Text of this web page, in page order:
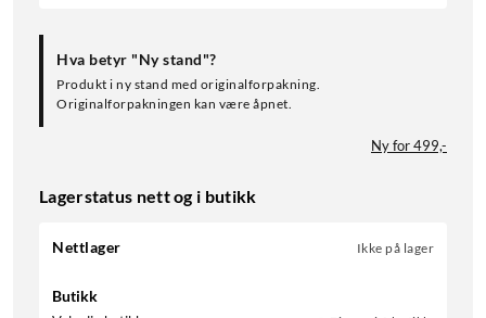
Hva betyr "Ny stand"?
Produkt i ny stand med originalforpakning.
Originalforpakningen kan være åpnet.
Ny for 499,-
Lagerstatus nett og i butikk
Nettlager Ikke på lager
Butikk